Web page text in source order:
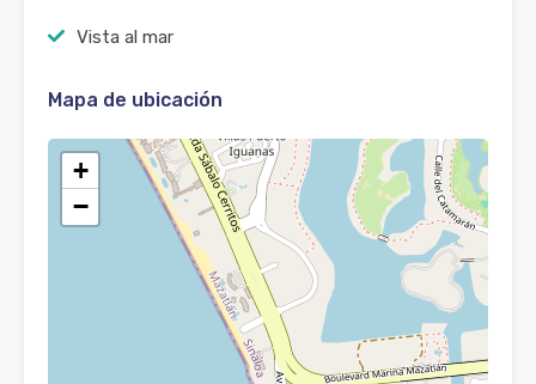
Vista al mar
Mapa de ubicación
+
−